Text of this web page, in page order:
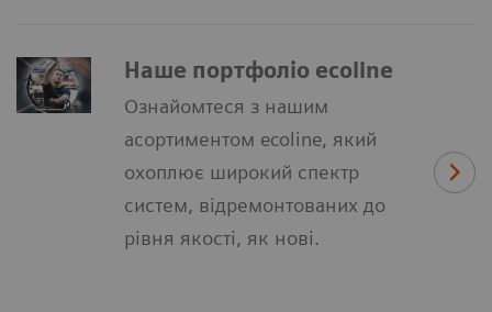
Наше портфоліо ecoline
Ознайомтеся з нашим
асортиментом ecoline, який
охоплює широкий спектр
систем, відремонтованих до
рівня якості, як нові.